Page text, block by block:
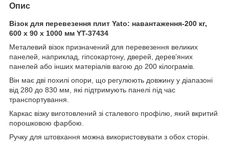
Опис
Візок для перевезення плит Yato: навантаження-200 кг,
600 х 90 х 1000 мм YT-37434
Металевий візок призначений для перевезення великих
панелей, наприклад, гіпсокартону, дверей, дерев’яних
панелей або інших матеріалів вагою до 200 кілограмів.
Він має дві похилі опори, що регулюють довжину у діапазоні
від 280 до 830 мм, які підтримують панелі під час
транспортування.
Каркас візку виготовлений зі сталевого профілю, який вкритий
порошковою фарбою.
Ручку для штовхання можна використовувати з обох сторін.